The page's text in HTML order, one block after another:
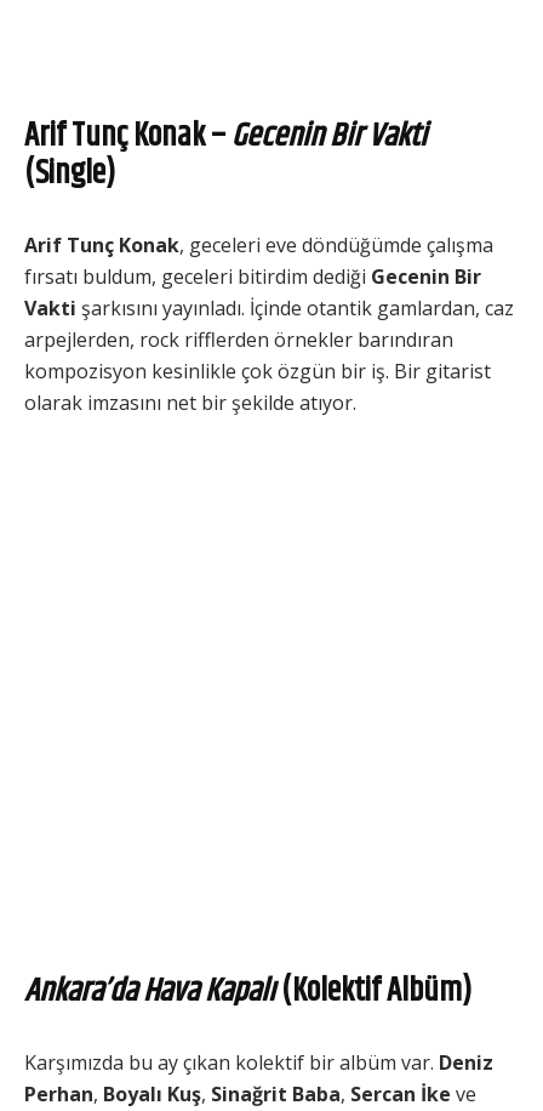
Arif Tunç Konak –Gecenin Bir Vakti
(Single)
Arif Tunç Konak, geceleri eve döndüğümde çalışma
fırsatı buldum, geceleri bitirdim dediği Gecenin Bir
Vakti şarkısını yayınladı. İçinde otantik gamlardan, caz
arpejlerden, rock rifflerden örnekler barındıran
kompozisyon kesinlikle çok özgün bir iş. Bir gitarist
olarak imzasını net bir şekilde atıyor.
Ankara’da Hava Kapalı(Kolektif Albüm)
Karşımızda bu ay çıkan kolektif bir albüm var. Deniz
Perhan, Boyalı Kuş, Sinağrit Baba, Sercan İke ve